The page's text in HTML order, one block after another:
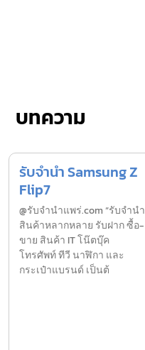
บทความ
รับจำนำ Samsung Z
Flip7
@รับจำนำแพร่.com “รับจำนำ
สินค้าหลากหลาย รับฝาก ซื้อ-
ขาย สินค้า IT โน๊ตบุ๊ค
โทรศัพท์ ทีวี นาฬิกา และ
กระเป๋าแบรนด์ เป็นต้